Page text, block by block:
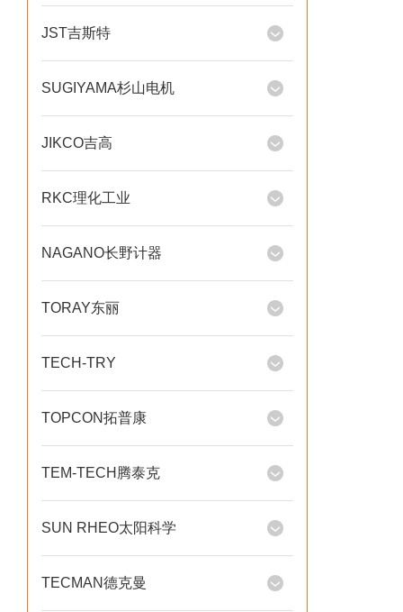
JST吉斯特
SUGIYAMA杉山电机
JIKCO吉高
RKC理化工业
NAGANO长野计器
TORAY东丽
TECH-TRY
TOPCON拓普康
TEM-TECH腾泰克
SUN RHEO太阳科学
TECMAN德克曼